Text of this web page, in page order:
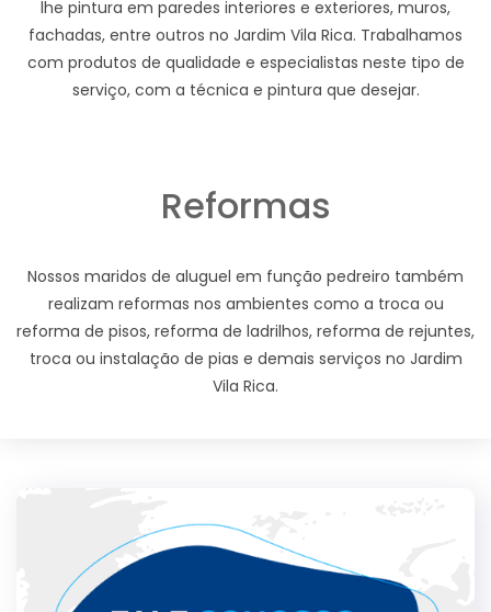
lhe pintura em paredes interiores e exteriores, muros,
fachadas, entre outros no Jardim Vila Rica. Trabalhamos
com produtos de qualidade e especialistas neste tipo de
serviço, com a técnica e pintura que desejar.
Reformas
Nossos maridos de aluguel em função pedreiro também
realizam reformas nos ambientes como a troca ou
reforma de pisos, reforma de ladrilhos, reforma de rejuntes,
troca ou instalação de pias e demais serviços no Jardim
Vila Rica.